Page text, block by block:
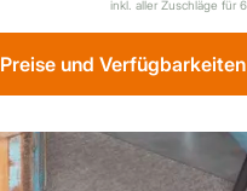
Preise und Verfügbarkeiten